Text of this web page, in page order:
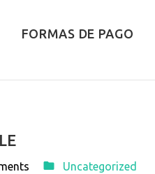
FORMAS DE PAGO
Uncategorized